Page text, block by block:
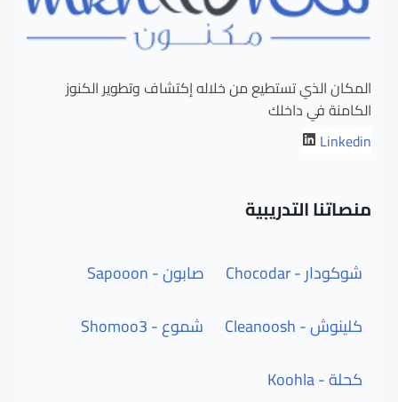
المكان الذي تستطيع من خلاله إكتشاف وتطوير الكنوز
الكامنة في داخلك
Linkedin
منصاتنا التدريبية
شوكودار - Chocodar
صابون - Sapooon
كلينوش - Cleanoosh
شموع - Shomoo3
كحلة - Koohla